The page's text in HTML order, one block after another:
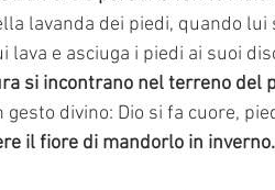
lavanda dei piedi, quando lui
lava e asciuga i piedi ai suoi
si incontrano nel terreno del
gesto divino: Dio si fa cuore,
il fiore di mandorlo in inverno.